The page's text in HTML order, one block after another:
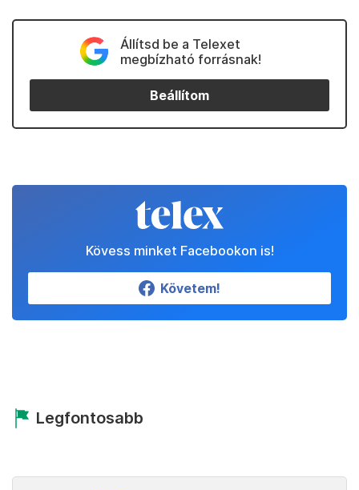
Állítsd be a Telexet
megbízható forrásnak!
Beállítom
Kövess minket Facebookon is!
Követem!
Legfontosabb